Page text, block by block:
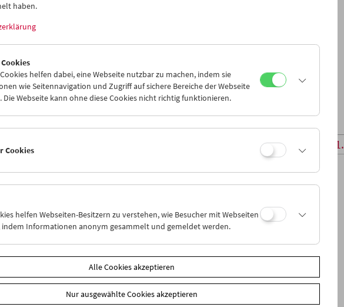
11 12
18 19
02
Mi 25.11. Sa 28.11.
haben.
helfen dabei, eine Webseite nutzbar zu machen, indem sie
wie Seitennavigation und Zugriff auf sichere Bereiche der Webseite
Die Webseite kann ohne diese Cookies nicht richtig funktionieren.
Cookies
helfen Webseiten-Besitzern zu verstehen, wie Besucher mit Webseiten
indem Informationen anonym gesammelt und gemeldet werden.
Alle Cookies akzeptieren
Nur ausgewählte Cookies akzeptieren